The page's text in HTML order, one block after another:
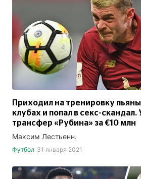
Приходил на тренировку
клубах и попал в секс-
трансфер «Рубина» за €10 млн
Максим Лестьенн.
Футбол 31 января 2021